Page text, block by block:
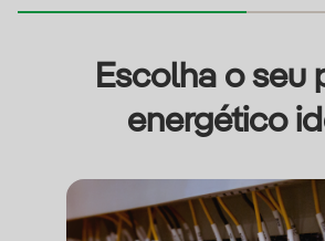
Escolha o seu
energético